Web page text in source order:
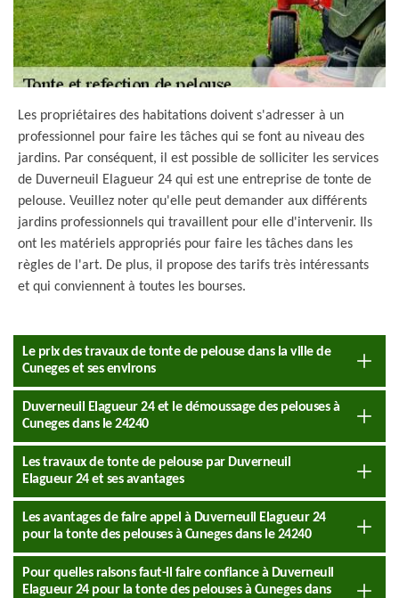
Les propriétaires des habitations doivent s'adresser à un
professionnel pour faire les tâches qui se font au niveau des
jardins. Par conséquent, il est possible de solliciter les services
de Duverneuil Elagueur 24 qui est une entreprise de tonte de
pelouse. Veuillez noter qu'elle peut demander aux différents
jardins professionnels qui travaillent pour elle d'intervenir. Ils
ont les matériels appropriés pour faire les tâches dans les
règles de l'art. De plus, il propose des tarifs très intéressants
et qui conviennent à toutes les bourses.
Le prix des travaux de tonte de pelouse dans la ville de
Cuneges et ses environs
Duverneuil Elagueur 24 et le démoussage des pelouses à
Cuneges dans le 24240
Les travaux de tonte de pelouse par Duverneuil
Elagueur 24 et ses avantages
Les avantages de faire appel à Duverneuil Elagueur 24
pour la tonte des pelouses à Cuneges dans le 24240
Pour quelles raisons faut-il faire confiance à Duverneuil
Elagueur 24 pour la tonte des pelouses à Cuneges dans